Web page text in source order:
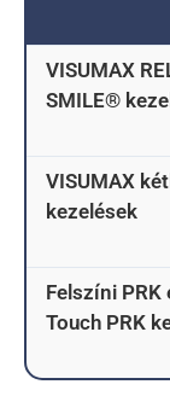
VISUMAX
SMILE®
VISUMAX
kezelések
Felszíni PRK
Touch PRK